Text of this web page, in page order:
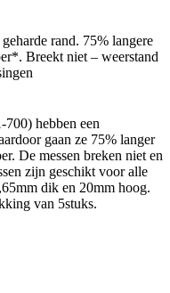
rand. 75% langere
Breekt niet – weerstand
700) hebben een
gaan ze 75% langer
De messen breken niet en
zijn geschikt voor alle
dik en 20mm hoog.
van 5stuks.